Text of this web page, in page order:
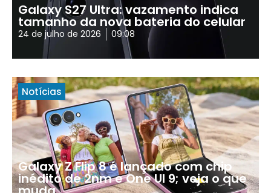
Galaxy S27 Ultra: vazamento indica
tamanho da nova bateria do celular
24 de julho de 2026 09:08
Notícias
Galaxy Z Flip 8 é lançado com chip
inédito de 2nm e One UI 9; veja o que